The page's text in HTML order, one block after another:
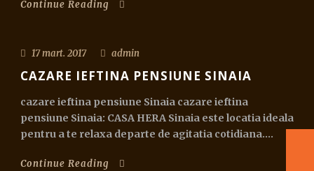
Continue Reading
17 mart. 2017 admin
CAZARE IEFTINA PENSIUNE SINAIA
cazare ieftina pensiune Sinaia cazare ieftina
pensiune Sinaia: CASA HERA Sinaia este locatia ideala
pentru a te relaxa departe de agitatia cotidiana....
Continue Reading